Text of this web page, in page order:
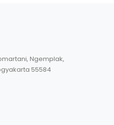
Ngemplak,
55584